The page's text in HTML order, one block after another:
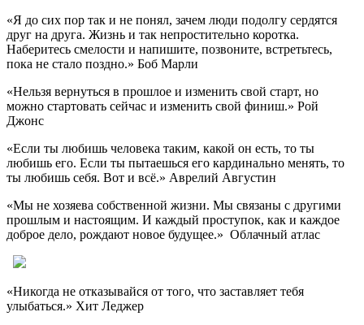
«Я до сих пор так и не понял, зачем люди подолгу сердятся
друг на друга. Жизнь и так непростительно коротка.
Наберитесь смелости и напишите, позвоните, встретьтесь,
пока не стало поздно.» Боб Марли
«Нельзя вернуться в прошлое и изменить свой старт, но
можно стартовать сейчас и изменить свой финиш.» Рой
Джонс
«Eсли ты любишь человека таким, какой он есть, то ты
любишь его. Eсли ты пытаешься его кардинально менять, то
ты любишь себя. Вот и всё.» Аврелий Августин
«Мы не хозяева собственной жизни. Мы связаны с другими
прошлым и настоящим. И каждый проступок, как и каждое
доброе дело, рождают новое будущее.» Облачный атлас
«Никогда не отказывайся от того, что заставляет тебя
улыбаться.» Хит Леджер